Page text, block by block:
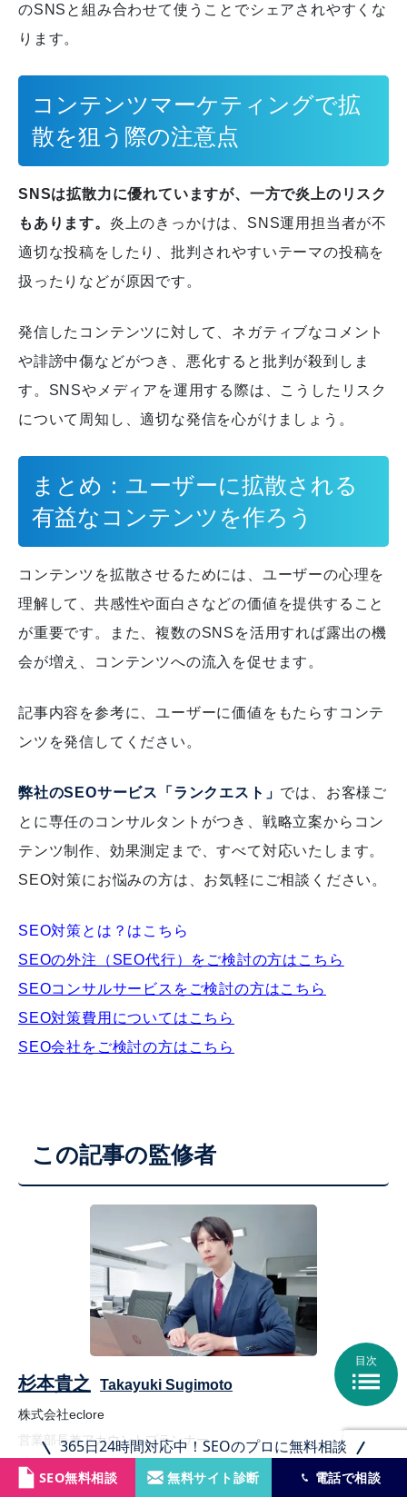
365日24時間対応中！SEOのプロに無料相談
SEO無料相談 無料サイト診断 電話で相談
のSNSと組み合わせて使うことでシェアされやすくな
ります。
コンテンツマーケティングで拡
散を狙う際の注意点
SNSは拡散力に優れていますが、一方で炎上のリスク
もあります。 炎上のきっかけは、SNS運用担当者が不
適切な投稿をしたり、批判されやすいテーマの投稿を
扱ったりなどが原因です。
発信したコンテンツに対して、ネガティブなコメント
や誹謗中傷などがつき、悪化すると批判が殺到しま
す。 SNSやメディアを運用する際は、こうしたリスク
について周知し、適切な発信を心がけましょう。
まとめ：ユーザーに拡散される
有益なコンテンツを作ろう
コンテンツを拡散させるためには、ユーザーの心理を
理解して、共感性や面白さなどの価値を提供すること
が重要です。
また、複数のSNSを活用すれば露出の機
会が増え、コンテンツへの流入を促せます。
記事内容を参考に、ユーザーに価値をもたらすコンテ
ンツを発信してください。
弊社のSEOサービス「ランクエスト」 では、お客様ご
とに専任のコンサルタントがつき、戦略立案からコン
テンツ制作、効果測定まで、すべて対応いたします。
SEO対策にお悩みの方は、お気軽にご相談ください。
SEO対策とは？はこちら
SEOの外注（SEO代行）をご検討の方はこちら
SEOコンサルサービスをご検討の方はこちら
SEO対策費用についてはこちら
SEO会社をご検討の方はこちら
この記事の監修者
杉本貴之 Takayuki Sugimoto
株式会社eclore
営業部長兼アカウントプランナー
プロフィール
目次
